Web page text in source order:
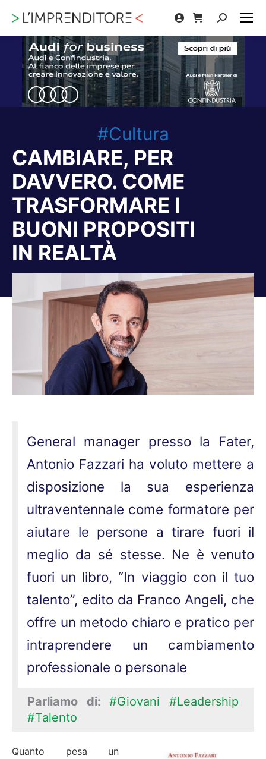
Cerca:
#Cultura
CAMBIARE, PER
DAVVERO. COME
TRASFORMARE I
BUONI PROPOSITI
IN REALTÀ
Tu sei qui:
General manager presso la Fater,
Antonio Fazzari ha voluto mettere a
disposizione la sua esperienza
ultraventennale come formatore per
aiutare le persone a tirare fuori il
meglio da sé stesse. Ne è venuto
fuori un libro, “In viaggio con il tuo
talento”, edito da Franco Angeli, che
offre un metodo chiaro e pratico per
intraprendere un cambiamento
professionale o personale
Parliamo di:#Giovani
#Leadership
#Talento
Quanto pesa un